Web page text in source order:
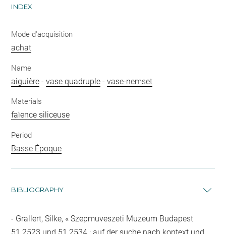
INDEX
Mode d'acquisition
achat
Name
aiguière -vase quadruple -vase-nemset
Materials
faïence siliceuse
Period
Basse Époque
BIBLIOGRAPHY
Grallert, Silke, « Szepmuveszeti Muzeum Budapest